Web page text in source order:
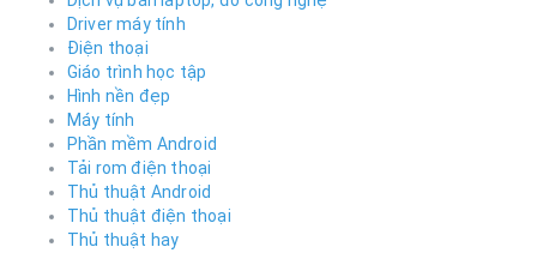
Driver máy tính
Điện thoại
Giáo trình học tập
Hình nền đẹp
Máy tính
Phần mềm Android
Tải rom điện thoại
Thủ thuật Android
Thủ thuật điện thoại
Thủ thuật hay